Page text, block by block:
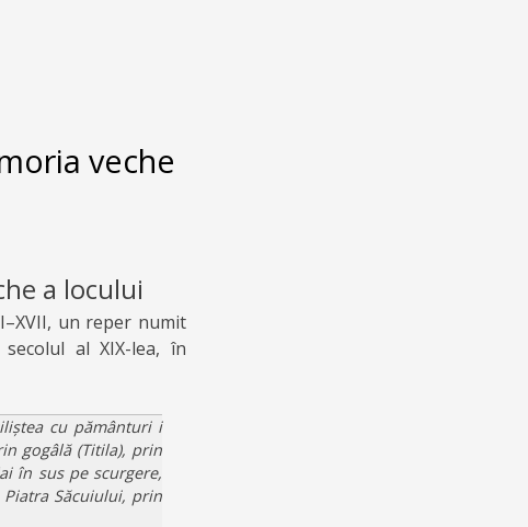
veche
a locului
un reper numit
al XIX-lea, în
cu pământuri i
gogâlă (Titila), prin
în sus pe scurgere,
Săcuiului, prin